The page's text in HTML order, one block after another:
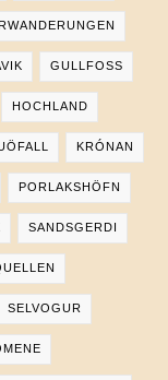
GULLFOSS
HOCHLAND
KRÓNAN
PORLAKSHÖFN
SANDSGERDI
SELVOGUR